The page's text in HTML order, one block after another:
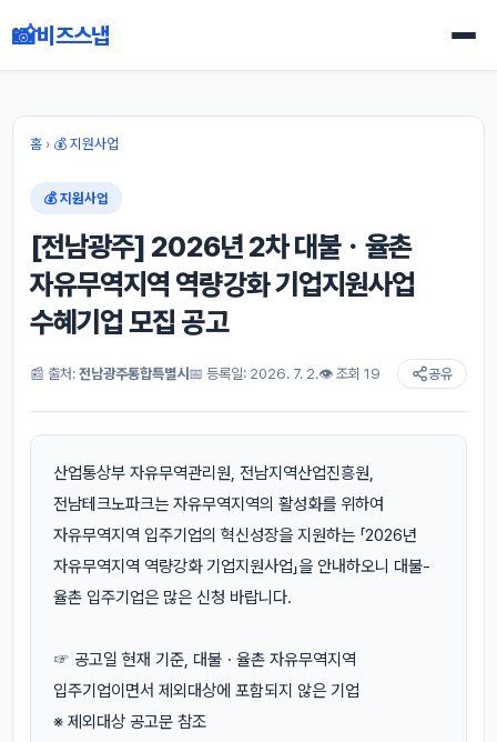
📸비즈스냅
홈› 💰 지원사업
💰 지원사업
[전남광주] 2026년 2차 대불ㆍ율촌
자유무역지역 역량강화 기업지원사업
수혜기업 모집 공고
📰 출처: 전남광주통합특별시📅 등록일: 2026. 7. 2.👁 조회 19 공유
산업통상부 자유무역관리원, 전남지역산업진흥원,
전남테크노파크는 자유무역지역의 활성화를 위하여
자유무역지역 입주기업의 혁신성장을 지원하는 「2026년
자유무역지역 역량강화 기업지원사업」을 안내하오니 대불-
율촌 입주기업은 많은 신청 바랍니다.
☞ 공고일 현재 기준, 대불ㆍ율촌 자유무역지역
입주기업이면서 제외대상에 포함되지 않은 기업
※ 제외대상 공고문 참조